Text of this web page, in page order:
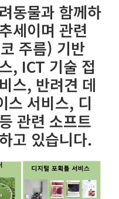
동물과 함께하
세이며 관련
주름) 기반
, ICT 기술 접
스, 반려견 데
스 서비스, 디
관련 소프트
고 있습니다.